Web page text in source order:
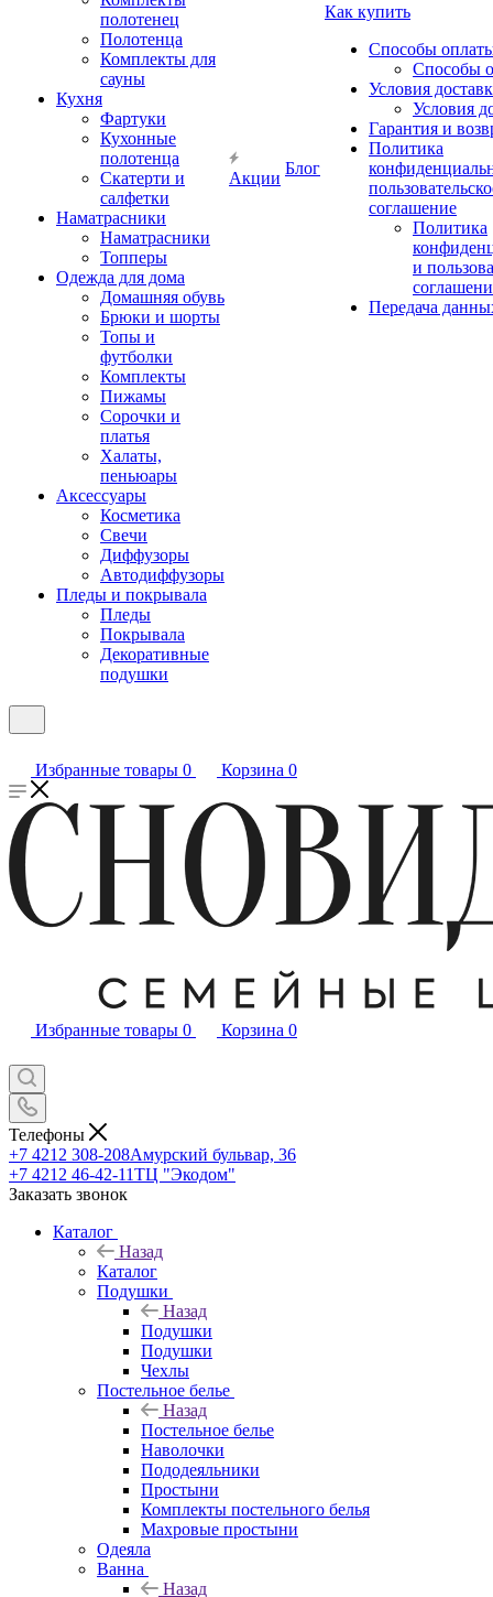
полотенец
Полотенца
Комплекты для
сауны
Кухня
Фартуки
Кухонные
полотенца
Скатерти и
салфетки
Наматрасники
Наматрасники
Топперы
Одежда для дома
Домашняя обувь
Брюки и шорты
Топы и
футболки
Комплекты
Пижамы
Сорочки и
платья
Халаты,
пеньюары
Аксессуары
Косметика
Свечи
Диффузоры
Автодиффузоры
Пледы и покрывала
Пледы
Покрывала
Декоративные
подушки
Акции
Блог
Как купить
Способы
Способы
Условия
Условия
Гарантия и
Политика
соглашение
Политика
и
Передача
Избранные товары 0 Корзина 0
Избранные товары 0 Корзина 0
Телефоны
+7 4212 308-208Амурский бульвар, 36
+7 4212 46-42-11ТЦ "Экодом"
Заказать звонок
Каталог
Назад
Каталог
Подушки
Назад
Подушки
Подушки
Чехлы
Постельное белье
Назад
Постельное белье
Наволочки
Пододеяльники
Простыни
Комплекты постельного белья
Махровые простыни
Одеяла
Ванна
Назад